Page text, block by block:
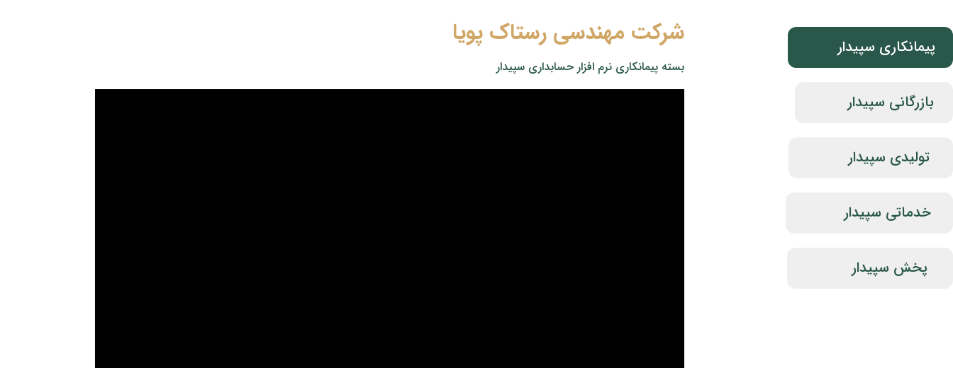
پیمانکاری سپیدار
بازرگانی سپیدار
تولیدی سپیدار
خدماتی سپیدار
پخش سپیدار
شرکت مهندسی رستاک پویا
بسته پیمانکاری نرم افزار حسابداری سپیدار